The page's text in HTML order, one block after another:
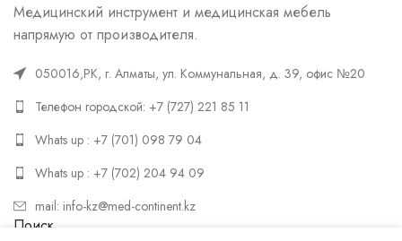
Медицинский инструмент и медицинская мебель
напрямую от производителя.
050016,РК, г. Алматы, ул. Коммунальная, д. 39, офис №20
Телефон городской: +7 (727) 221 85 11
Whats up : +7 (701) 098 79 04
Whats up : +7 (702) 204 94 09
mail: info-kz@med-continent.kz
Поиск